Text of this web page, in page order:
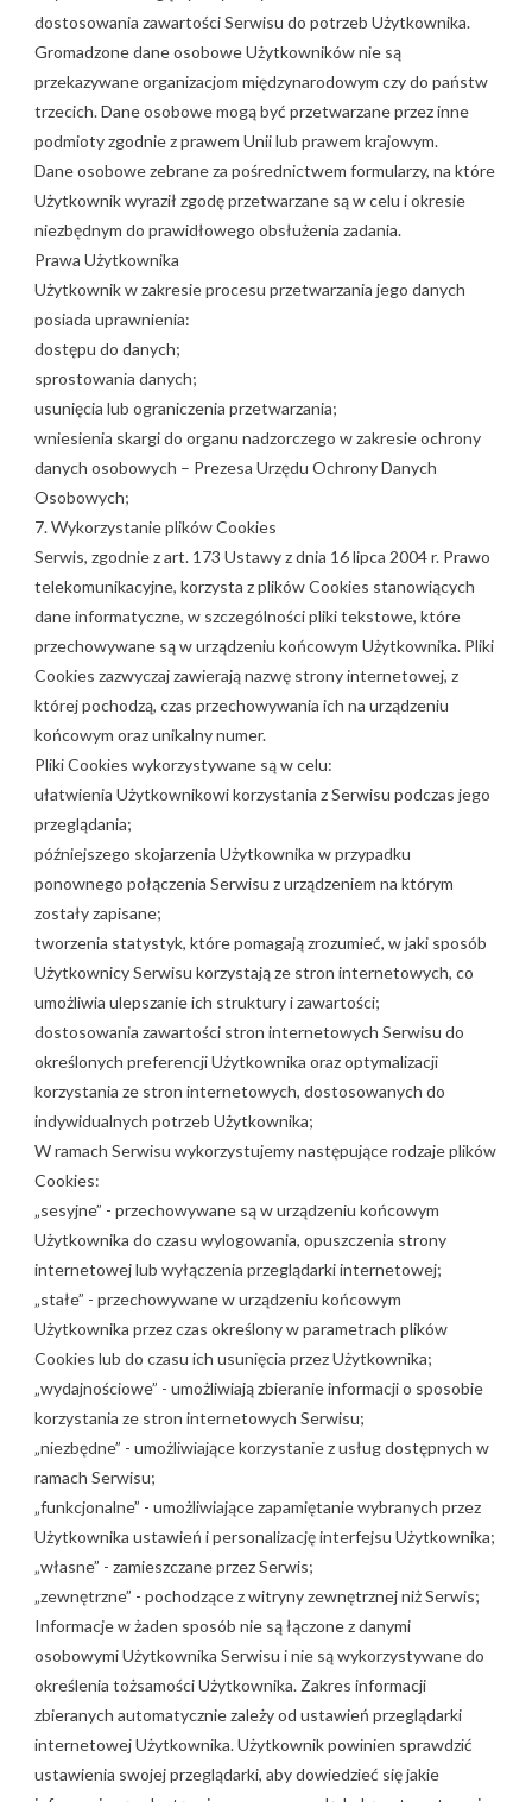
dostosowania zawartości Serwisu do potrzeb Użytkownika.
Gromadzone dane osobowe Użytkowników nie są
przekazywane organizacjom międzynarodowym czy do państw
trzecich. Dane osobowe mogą być przetwarzane przez inne
podmioty zgodnie z prawem Unii lub prawem krajowym.
Dane osobowe zebrane za pośrednictwem formularzy, na które
Użytkownik wyraził zgodę przetwarzane są w celu i okresie
niezbędnym do prawidłowego obsłużenia zadania.
Prawa Użytkownika
Użytkownik w zakresie procesu przetwarzania jego danych
posiada uprawnienia:
dostępu do danych;
sprostowania danych;
usunięcia lub ograniczenia przetwarzania;
wniesienia skargi do organu nadzorczego w zakresie ochrony
danych osobowych – Prezesa Urzędu Ochrony Danych
Osobowych;
7. Wykorzystanie plików Cookies
Serwis, zgodnie z art. 173 Ustawy z dnia 16 lipca 2004 r. Prawo
telekomunikacyjne, korzysta z plików Cookies stanowiących
dane informatyczne, w szczególności pliki tekstowe, które
przechowywane są w urządzeniu końcowym Użytkownika. Pliki
Cookies zazwyczaj zawierają nazwę strony internetowej, z
której pochodzą, czas przechowywania ich na urządzeniu
końcowym oraz unikalny numer.
Pliki Cookies wykorzystywane są w celu:
ułatwienia Użytkownikowi korzystania z Serwisu podczas jego
przeglądania;
późniejszego skojarzenia Użytkownika w przypadku
ponownego połączenia Serwisu z urządzeniem na którym
zostały zapisane;
tworzenia statystyk, które pomagają zrozumieć, w jaki sposób
Użytkownicy Serwisu korzystają ze stron internetowych, co
umożliwia ulepszanie ich struktury i zawartości;
dostosowania zawartości stron internetowych Serwisu do
określonych preferencji Użytkownika oraz optymalizacji
korzystania ze stron internetowych, dostosowanych do
indywidualnych potrzeb Użytkownika;
W ramach Serwisu wykorzystujemy następujące rodzaje plików
Cookies:
„sesyjne” - przechowywane są w urządzeniu końcowym
Użytkownika do czasu wylogowania, opuszczenia strony
internetowej lub wyłączenia przeglądarki internetowej;
„stałe” - przechowywane w urządzeniu końcowym
Użytkownika przez czas określony w parametrach plików
Cookies lub do czasu ich usunięcia przez Użytkownika;
„wydajnościowe” - umożliwiają zbieranie informacji o sposobie
korzystania ze stron internetowych Serwisu;
„niezbędne” - umożliwiające korzystanie z usług dostępnych w
ramach Serwisu;
„funkcjonalne” - umożliwiające zapamiętanie wybranych przez
Użytkownika ustawień i personalizację interfejsu Użytkownika;
„własne” - zamieszczane przez Serwis;
„zewnętrzne” - pochodzące z witryny zewnętrznej niż Serwis;
Informacje w żaden sposób nie są łączone z danymi
osobowymi Użytkownika Serwisu i nie są wykorzystywane do
określenia tożsamości Użytkownika. Zakres informacji
zbieranych automatycznie zależy od ustawień przeglądarki
internetowej Użytkownika. Użytkownik powinien sprawdzić
ustawienia swojej przeglądarki, aby dowiedzieć się jakie